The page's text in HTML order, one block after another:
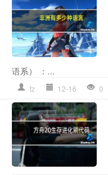
语系） ：...
fz 12-16 0